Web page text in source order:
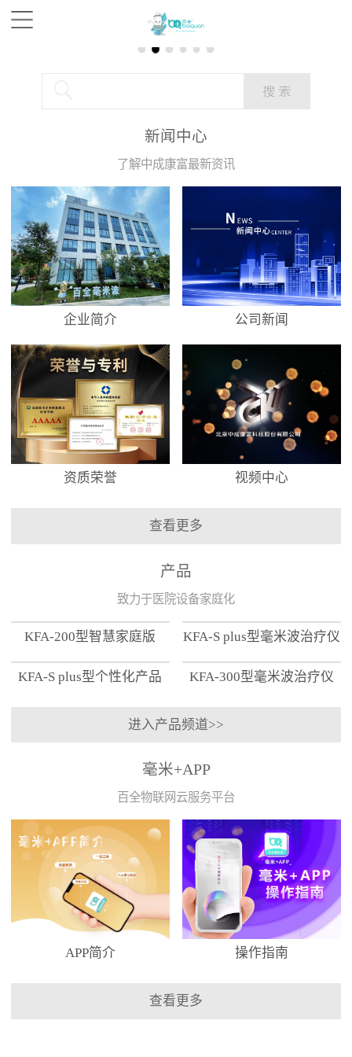
新闻中心
了解中成康富最新资讯
企业简介 公司新闻
资质荣誉 视频中心
查看更多
产品
致力于医院设备家庭化
KFA-200型智慧家庭版 KFA-S plus型毫米波治疗仪
KFA-S plus型个性化产品
KFA-300型毫米波治疗仪
进入产品频道>>
毫米+APP
百全物联网云服务平台
APP简介 操作指南
查看更多